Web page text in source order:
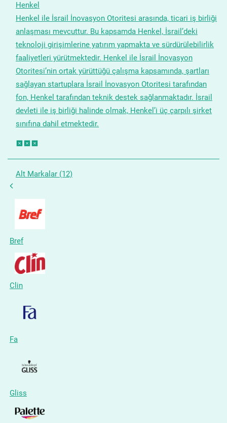
Henkel
Henkel ile İsrail İnovasyon Otoritesi arasında, ticari iş birliği
anlaşması mevcuttur. Bu kapsamda Henkel, İsrail’deki
teknoloji girişimlerine yatırım yapmakta ve sürdürülebilirlik
faaliyetleri yürütmektedir. Henkel ile İsrail İnovasyon
Otoritesi’nin ortak yürüttüğü çalışma kapsamında, şartları
sağlayan startuplara İsrail İnovasyon Otoritesi tarafından
fon, Henkel tarafından teknik destek sağlanmaktadır. İsrail
devleti ile iş birliği halinde olmak, Henkel’i üç çarpılı şirket
sınıfına dahil etmektedir.
Alt Markalar (12)
Bref
Clin
Fa
Gliss